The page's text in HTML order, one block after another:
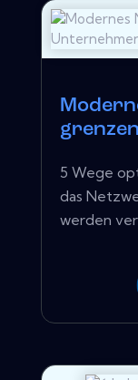
5 Wege
das
werden